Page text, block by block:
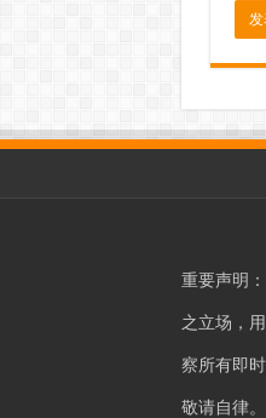
重要声明
之立场，
察所有即
敬请自律